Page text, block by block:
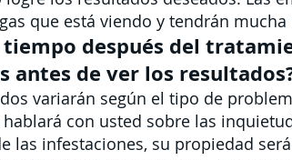
que está viendo y tendrán
tiempo después del
antes de ver los
variarán según el tipo de
con usted sobre las
las infestaciones, su propiedad